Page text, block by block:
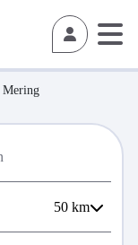
Mering
50 km